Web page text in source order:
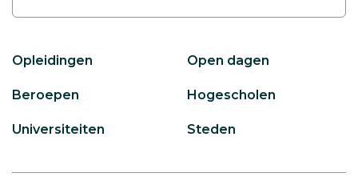
Opleidingen Open dagen
Beroepen Hogescholen
Universiteiten Steden